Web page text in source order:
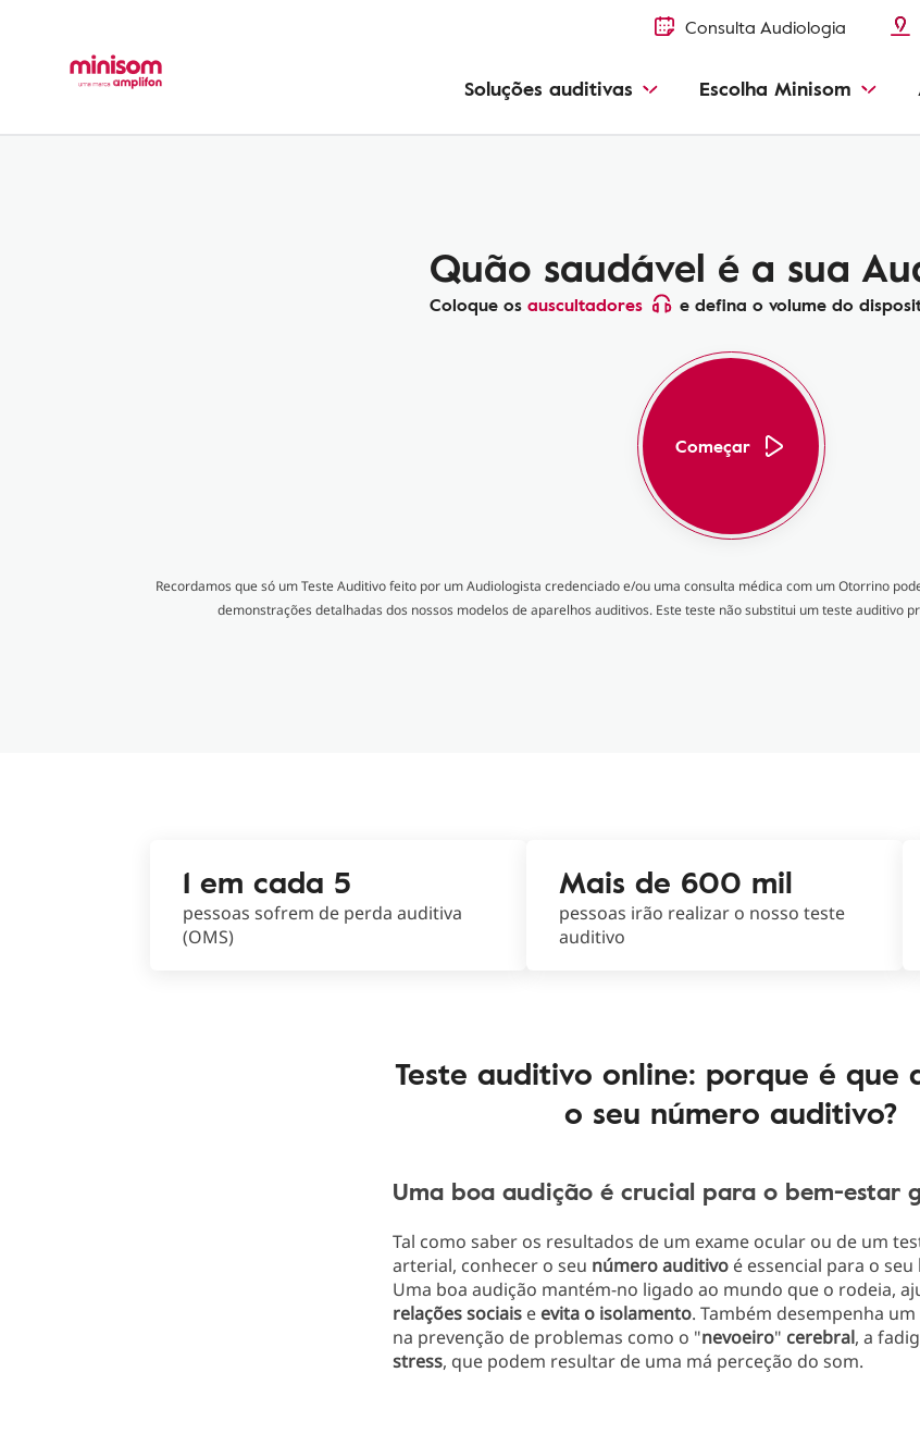
Consulta Audiologia
Soluções auditivas Escolha Minisom
Quão saudável é a sua
Coloque os auscultadores e defina o volume do
Começar
Recordamos que só um Teste Auditivo feito por um Audiologista credenciado e/ou uma consulta médica com um Otorrino
demonstrações detalhadas dos nossos modelos de aparelhos auditivos. Este teste não substitui um teste auditivo
1 em cada 5
pessoas sofrem de perda auditiva
(OMS)
Mais de 600 mil
pessoas irão realizar o nosso teste
auditivo
Teste auditivo online: porque é que
o seu número auditivo?
Uma boa audição é crucial para o bem-estar
Tal como saber os resultados de um exame ocular ou de um
arterial, conhecer o seu númeroauditivo é essencial para o seu
Uma boa audição mantém-no ligado ao mundo que o rodeia,
relaçõessociais e evita o isolamento. Também desempenha
na prevenção de problemas como o "nevoeiro" cerebral, a
stress, que podem resultar de uma má perceção do som.